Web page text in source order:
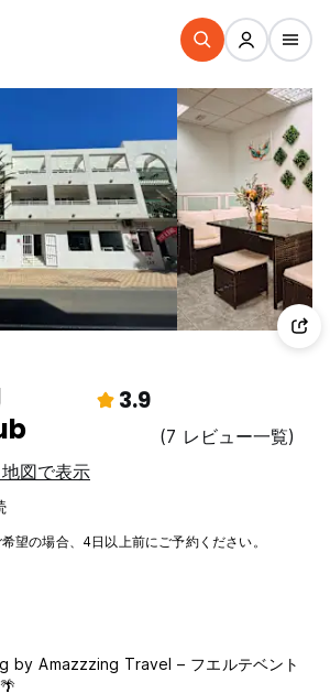
3.9
(7 レビュー一覧)
図で表示
望の場合、4日以上前にご予約ください。
by Amazzzing Travel – フエルテベント